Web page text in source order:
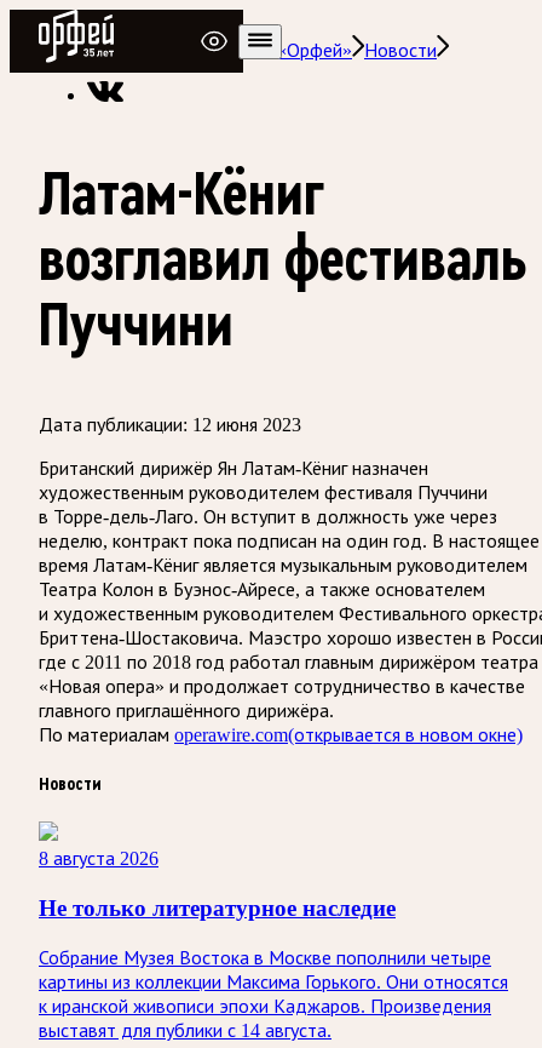
Радио Орфей
Радио классической музыки «Орфей»
Новости
Латам-Кёниг
возглавил фестиваль
Пуччини
Дата публикации: 12 июня 2023
Британский дирижёр Ян Латам-Кёниг назначен
художественным руководителем фестиваля Пуччини
в Торре-дель-Лаго. Он вступит в должность уже через
неделю, контракт пока подписан на один год. В настоящее
время Латам-Кёниг является музыкальным руководителем
Театра Колон в Буэнос-Айресе, а также основателем
и художественным руководителем Фестивального
Бриттена-Шостаковича. Маэстро хорошо известен в
где с 2011 по 2018 год работал главным дирижёром театра
«Новая опера» и продолжает сотрудничество в качестве
главного приглашённого дирижёра.
По материалам operawire.com(открывается в новом окне)
Новости
8 августа 2026
Не только литературное наследие
Собрание Музея Востока в Москве пополнили четыре
картины из коллекции Максима Горького. Они относятся
к иранской живописи эпохи Каджаров. Произведения
выставят для публики с 14 августа.